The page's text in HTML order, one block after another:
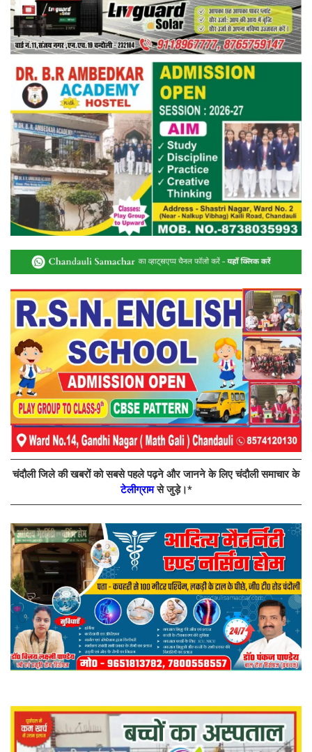
चंदौली जिले की खबरों को सबसे पहले पढ़ने और जानने के लिए चंदौली समाचार के
टेलीग्रामसे जुड़े।*